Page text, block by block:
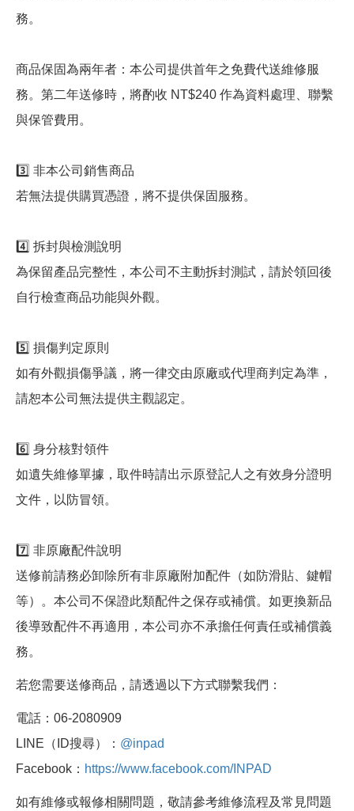
務。
商品保固為兩年者：本公司提供首年之免費代送維修服
務。第二年送修時，將酌收 NT$240 作為資料處理、聯繫
與保管費用。
3️⃣ 非本公司銷售商品
若無法提供購買憑證，將不提供保固服務。
4️⃣ 拆封與檢測說明
為保留產品完整性，本公司不主動拆封測試，請於領回後
自行檢查商品功能與外觀。
5️⃣ 損傷判定原則
如有外觀損傷爭議，將一律交由原廠或代理商判定為準，
請恕本公司無法提供主觀認定。
6️⃣ 身分核對領件
如遺失維修單據，取件時請出示原登記人之有效身分證明
文件，以防冒領。
7️⃣ 非原廠配件說明
送修前請務必卸除所有非原廠附加配件（如防滑貼、鍵帽
等）。本公司不保證此類配件之保存或補償。如更換新品
後導致配件不再適用，本公司亦不承擔任何責任或補償義
務。
若您需要送修商品，請透過以下方式聯繫我們：
電話：06-2080909
LINE（ID搜尋）： @inpad
Facebook： https://www.facebook.com/INPAD
如有維修或報修相關問題，敬請參考維修流程及常見問題